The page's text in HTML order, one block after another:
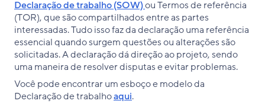
Declaração de trabalho (SOW)ou Termos de referência
(TOR), que são compartilhados entre as partes
interessadas. Tudo isso faz da declaração uma referência
essencial quando surgem questões ou alterações são
solicitadas. A declaração dá direção ao projeto, sendo
uma maneira de resolver disputas e evitar problemas.
Você pode encontrar um esboço e modelo da
Declaração de trabalhoaqui.